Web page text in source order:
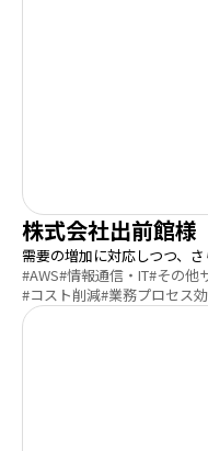
株式会社出前館様
需要の増加に対応しつつ、
#AWS#情報通信・IT#その他
#コスト削減#業務プロセス